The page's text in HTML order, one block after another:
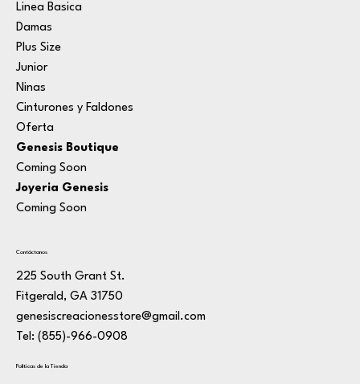
Linea Basica
Damas
Plus Size
Junior
Ninas
Cinturones y Faldones
Oferta
Genesis Boutique
Coming Soon
Joyeria Genesis
Coming Soon
Contáctanos
225 South Grant St.
Fitgerald, GA 31750
genesiscreacionesstore@gmail.com
Tel: (855)-966-0908
Políticas de la Tienda